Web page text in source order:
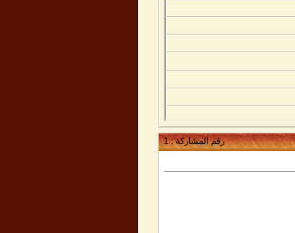
رقم المشاركة :1